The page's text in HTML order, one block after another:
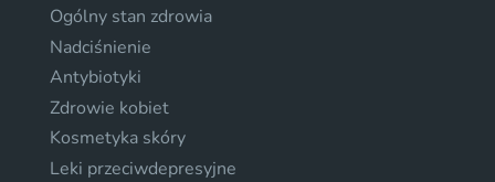
Ogólny stan zdrowia
Nadciśnienie
Antybiotyki
Zdrowie kobiet
Kosmetyka skóry
Leki przeciwdepresyjne